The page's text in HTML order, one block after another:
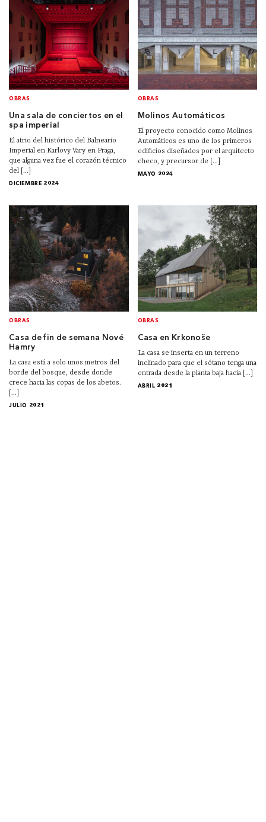
OBRAS
Una sala de conciertos en el
spa imperial
El atrio del histórico del Balneario
Imperial en Karlovy Vary en Praga,
que alguna vez fue el corazón técnico
del [...]
DICIEMBRE 2024
OBRAS
Molinos Automáticos
El proyecto conocido como Molinos
Automáticos es uno de los primeros
edificios diseñados por el arquitecto
checo, y precursor de [...]
MAYO 2024
OBRAS
Casa de fin de semana Nové
Hamry
La casa está a solo unos metros del
borde del bosque, desde donde
crece hacia las copas de los abetos.
[...]
JULIO 2021
OBRAS
Casa en Krkonoše
La casa se inserta en un terreno
inclinado para que el sótano tenga una
entrada desde la planta baja hacia [...]
ABRIL 2021